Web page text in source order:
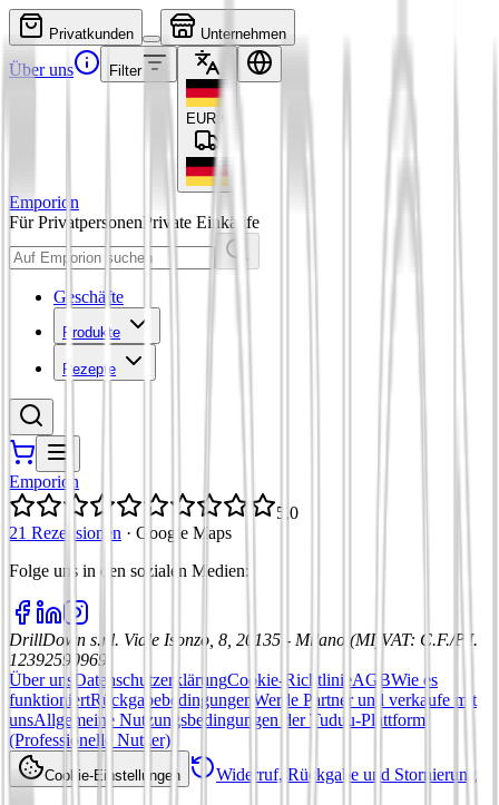
Privatkunden Unternehmen
Über uns Filter
EUR
Emporion
Für PrivatpersonenPrivate Einkäufe
Geschäfte
Produkte
Rezepte
Emporion
5,0
21 Rezensionen · Google Maps
Folge uns in den sozialen Medien:
DrillDown s.r.l. Viale Isonzo, 8, 20135 - Milano (MI) VAT: C.F./P.I.
12392590969
Über uns DatenschutzerklärungCookie-RichtlinieAGBWie es
funktioniertRückgabebedingungen Werde Partner und verkaufe mit
unsAllgemeine Nutzungsbedingungen der Tuduu-Plattform
(Professionelle Nutzer)
Cookie-Einstellungen Widerruf, Rückgabe und Stornierung